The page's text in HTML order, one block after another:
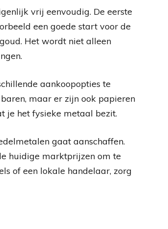
vrij eenvoudig. De eerste
een goede start voor de
Het wordt niet alleen
aankoopopties te
maar er zijn ook papieren
je het fysieke metaal bezit.
gaat aanschaffen.
huidige marktprijzen om te
of een lokale handelaar, zorg